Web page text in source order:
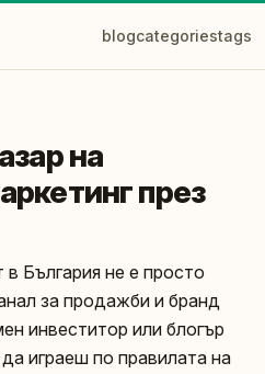
blogcategoriestags
на
през
България не е просто
за продажби и бранд
инвеститор или блогър
играеш по правилата на